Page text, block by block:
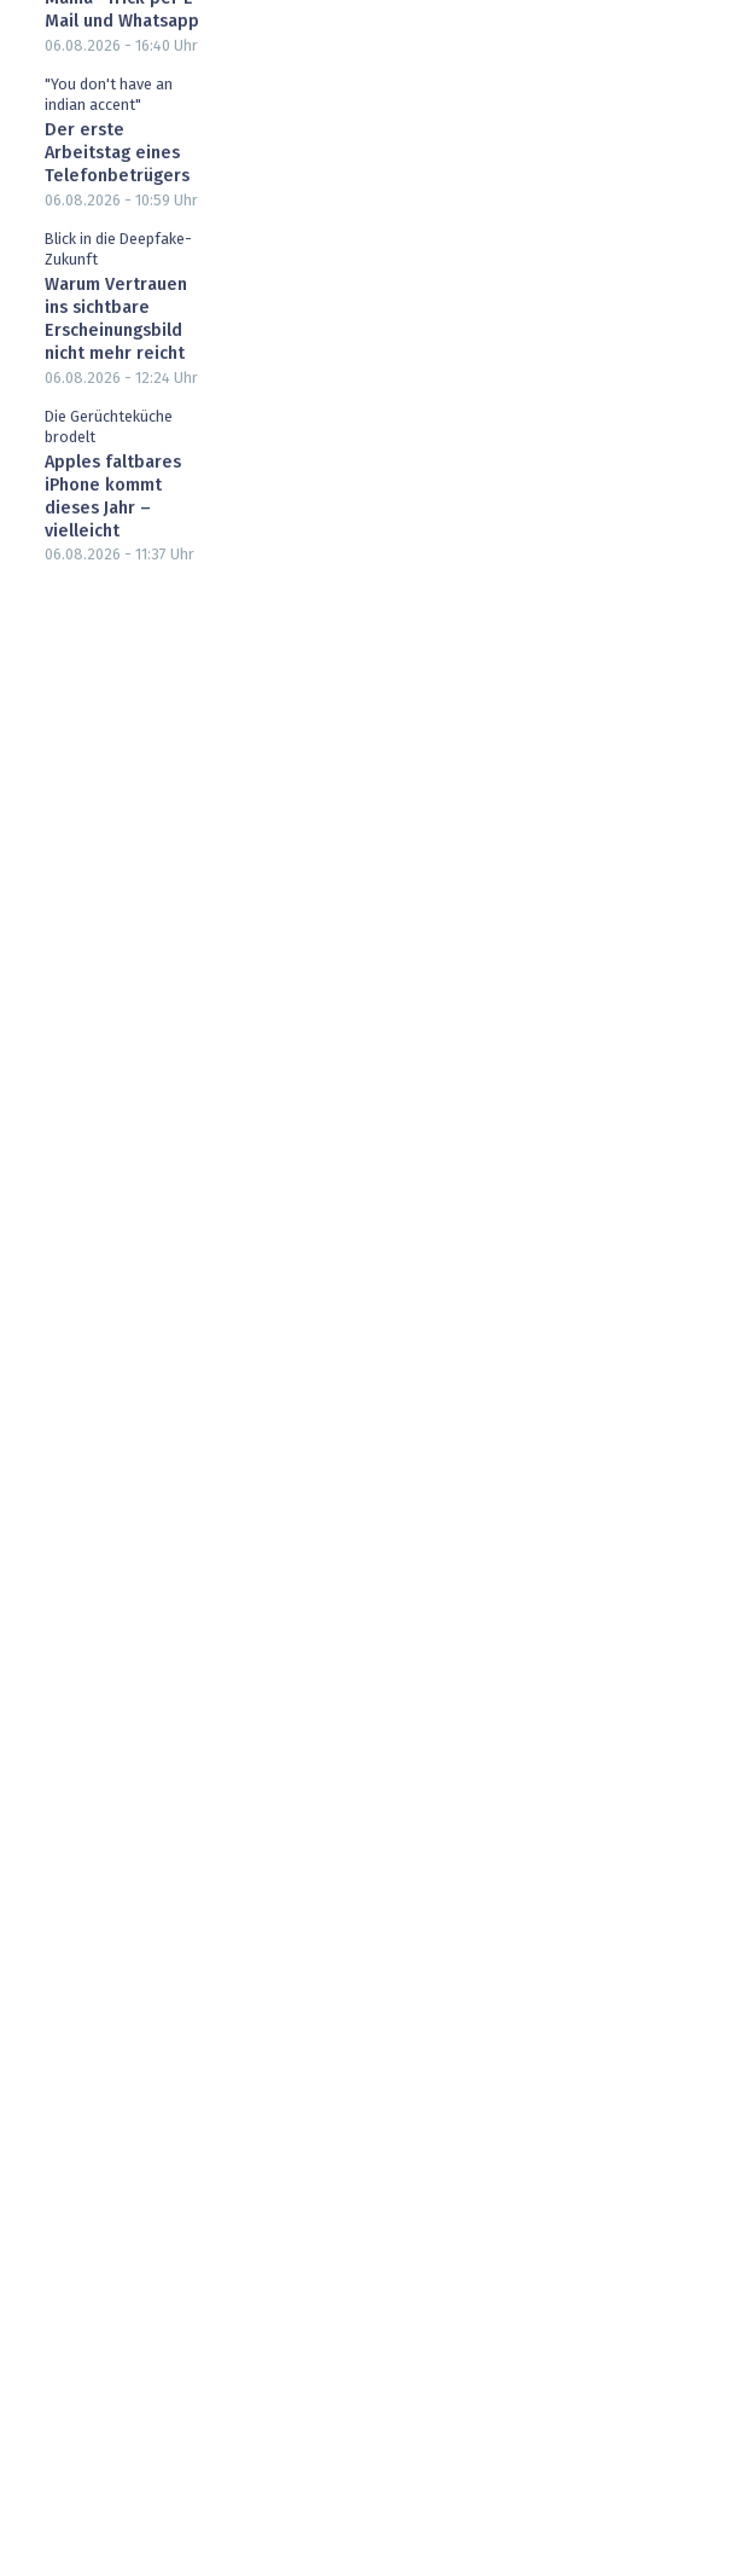
Mail und Whatsapp
06.08.2026 - 16:40 Uhr
"You don't have an
indian accent"
Der erste
Arbeitstag eines
Telefonbetrügers
06.08.2026 - 10:59 Uhr
Blick in die Deepfake-
Zukunft
Warum Vertrauen
ins sichtbare
Erscheinungsbild
nicht mehr reicht
06.08.2026 - 12:24 Uhr
Die Gerüchteküche
brodelt
Apples faltbares
iPhone kommt
dieses Jahr –
vielleicht
06.08.2026 - 11:37 Uhr